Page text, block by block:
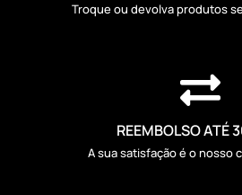
Troque ou devolva produtos

REEMBOLSO ATÉ
A sua satisfação é o nosso